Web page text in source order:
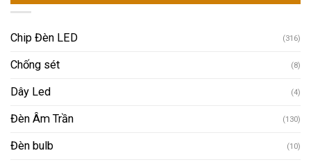
Chip Đèn LED (316)
Chống sét (8)
Dây Led (4)
Đèn Âm Trần (130)
Đèn bulb (10)